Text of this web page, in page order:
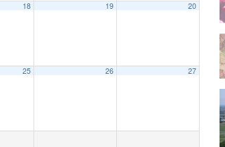
18 19 20
25 26 27